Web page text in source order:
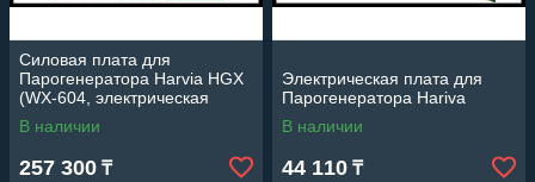
Силовая плата для
Парогенератора Harvia HGX
(WX-604, электрическая
плата, силовой блок)
В наличии
257 300 ₸
Электрическая плата для
Парогенератора Hariva
В наличии
44 110 ₸